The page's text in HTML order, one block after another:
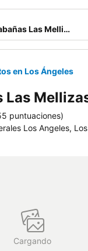
en Los Ángeles
Las
puntuaciones)
Los Angeles,
Cargando